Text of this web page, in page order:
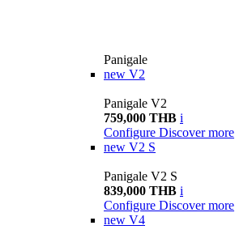
Panigale
new V2
Panigale V2
759,000 THB i
Configure Discover more
new V2 S
Panigale V2 S
839,000 THB i
Configure Discover more
new V4